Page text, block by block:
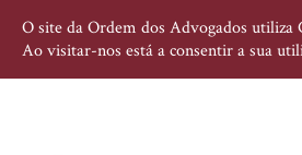
O site da Ordem dos Advogados utiliza
Ao visitar-nos está a consentir a sua